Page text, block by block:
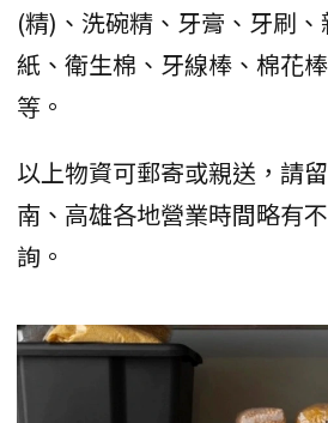
(精)、洗碗精、牙膏、牙刷
紙、衛生棉、牙線棒、棉花
等。
以上物資可郵寄或親送，請
南、高雄各地營業時間略有
詢。